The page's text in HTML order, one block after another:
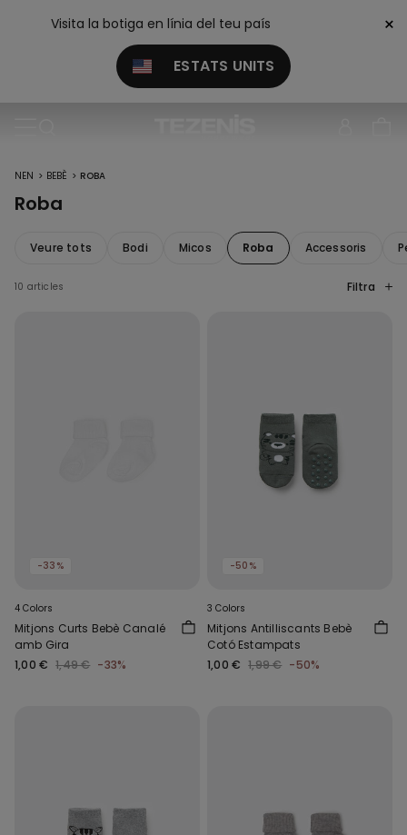
Visita la botiga en línia del teu país
ESTATS UNITS
×
NEN > BEBÈ > ROBA
Roba
Veure tots Bodi Micos Roba Accessoris
10 articles Filtra
-33%
4 Colors
Mitjons Curts Bebè Canalé
amb Gira
1,00 € 1,49 € -33%
-50%
3 Colors
Mitjons Antilliscants Bebè
Cotó Estampats
1,00 € 1,99 € -50%